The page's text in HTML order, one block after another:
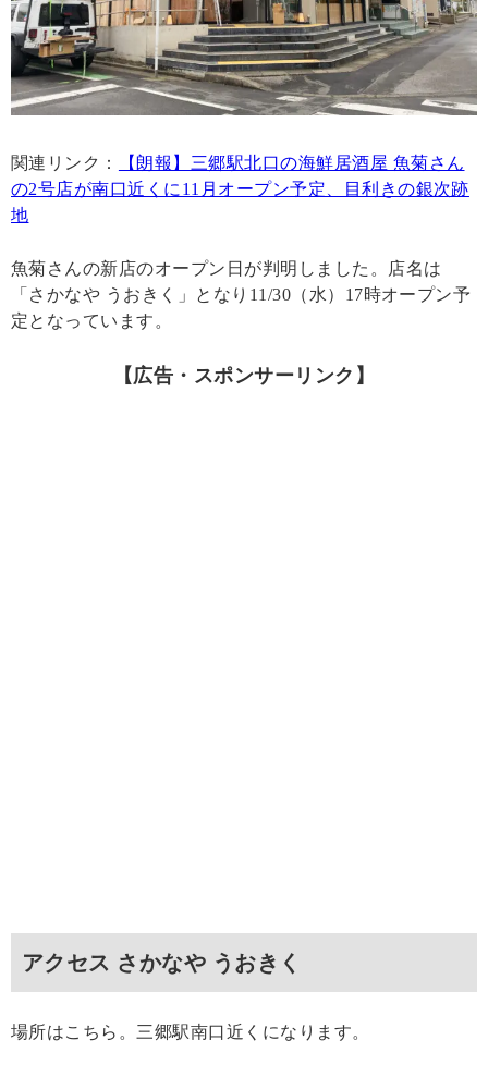
関連リンク：
【朗報】三郷駅北口の海鮮居酒屋 魚菊さん
の2号店が南口近くに11月オープン予定、目利きの銀次跡
地
魚菊さんの新店のオープン日が判明しました。店名は
「さかなや うおきく」となり11/30（水）17時オープン予
定となっています。
【広告・スポンサーリンク】
アクセス さかなや うおきく
場所はこちら。三郷駅南口近くになります。